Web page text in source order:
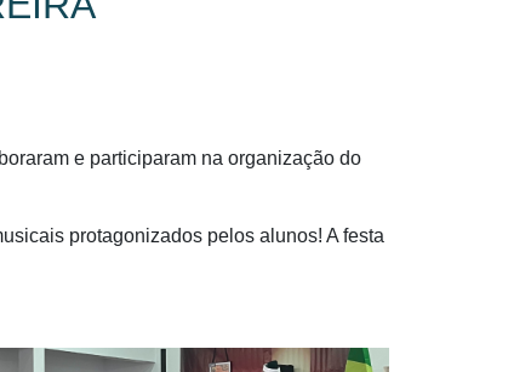
e participaram na organização do
protagonizados pelos alunos! A festa